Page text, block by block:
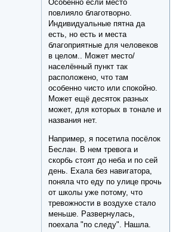
Особенно если место
повлияло благотворно.
Индивидуальные пятна да
есть, но есть и места
благоприятные для человеков
в целом.. Может место/
населённый пункт так
расположено, что там
особенно чисто или спокойно.
Может ещё десяток разных
может, для которых в тонале и
названия нет.
Например, я посетила посёлок
Беслан. В нем тревога и
скорбь стоят до неба и по сей
день. Ехала без навигатора,
поняла что еду по улице прочь
от школы уже потому, что
тревожности в воздухе стало
меньше. Развернулась,
поехала "по следу". Нашла.